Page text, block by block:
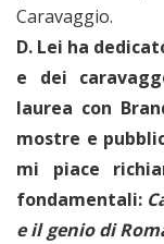
Caravaggio.
D. Lei ha
e dei
laurea con
mostre e
mi piace
fondamentali:
e il genio di